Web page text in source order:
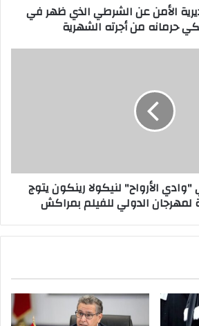
الأمن عن الشرطي الذي ظهر في
حرمانه من أجرته الشهرية
الأرواح" لنيكولا رينكون يتوج
لمهرجان الدولي للفيلم بمراكش